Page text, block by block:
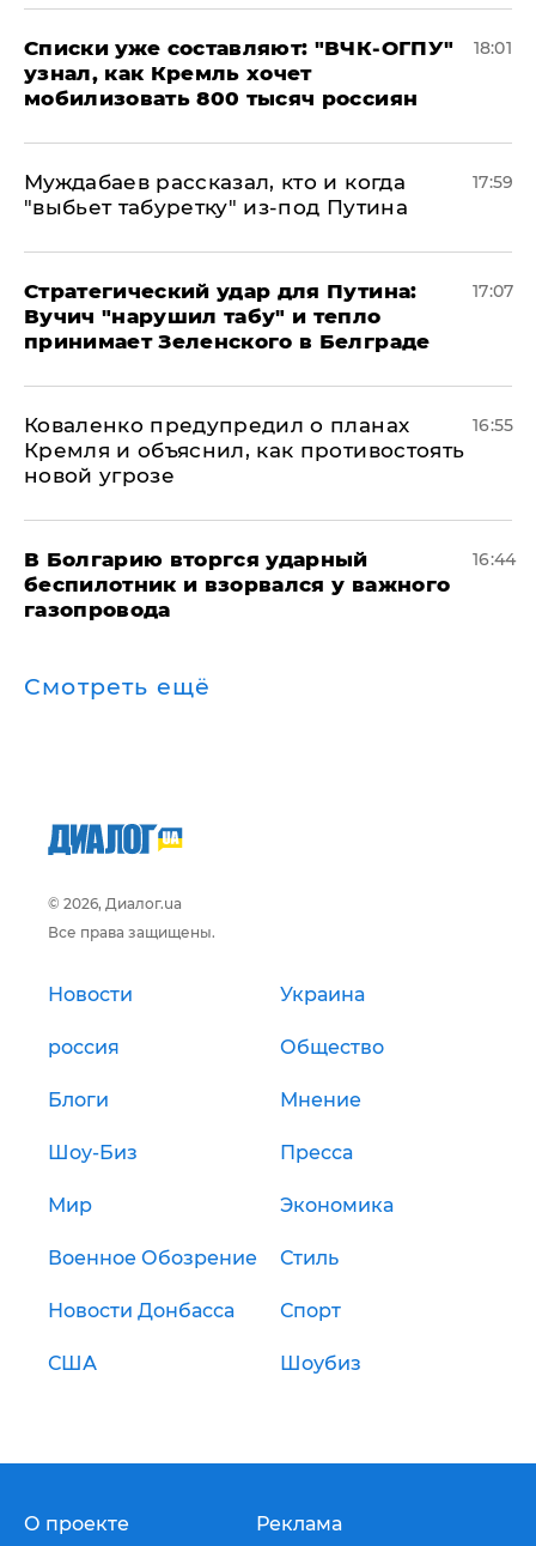
Списки уже составляют: "ВЧК-ОГПУ"
узнал, как Кремль хочет
мобилизовать 800 тысяч россиян
18:01
Муждабаев рассказал, кто и когда
"выбьет табуретку" из-под Путина
17:59
Стратегический удар для Путина:
Вучич "нарушил табу" и тепло
принимает Зеленского в Белграде
17:07
Коваленко предупредил о планах
Кремля и объяснил, как противостоять
новой угрозе
16:55
В Болгарию вторгся ударный
беспилотник и взорвался у важного
газопровода
16:44
Смотреть ещё
© 2026, Диалог.ua
Все права защищены.
Новости Украина
россия Общество
Блоги Мнение
Шоу-Биз Пресса
Мир Экономика
Военное Обозрение Стиль
Новости Донбасса Спорт
США Шоубиз
О проекте Реклама